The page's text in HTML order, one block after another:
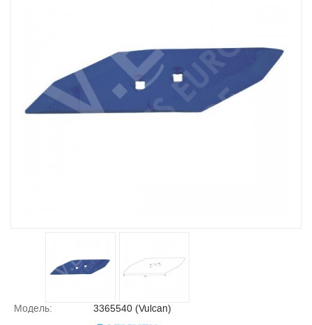
Модель: 3365540 (Vulcan)